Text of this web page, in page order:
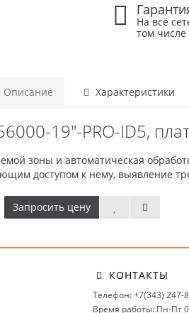
На всё
том
Описание Характеристики
19"-PRO-ID5,
зоны и автоматическая
доступом к нему, выявление
Запросить цену
КОНТАКТЫ
Телефон: +7(343) 247-
Время работы: Пн-Пт